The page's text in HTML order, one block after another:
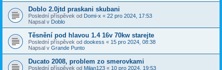
Doblo 2.0jtd praskani skubani
Poslední příspěvek od Domi-x « 22 pro 2024, 17:53
Napsal v Doblo
Těsnění pod hlavou 1.4 16v 70kw starejte
Poslední příspěvek od dookess « 15 pro 2024, 08:38
Napsal v Grande Punto
Ducato 2008, problem zo smerovkami
Poslední příspěvek od Milan123 « 10 pro 2024, 19:53